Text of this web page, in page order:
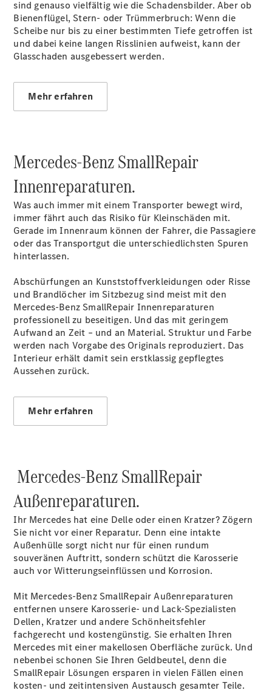
Leasing
Privatkunden
Leasing
Gewerbekunden
Finanzierung
Finanzierung
Gewerbekunden
Elektrotransporter
Sprinter
eSprinter
Kastenwagen
- elektrisch
Sprinter
Tourer
Sprinter
Pritschenfahrzeug
- elektrisch
Sprinter
Fahrgestell
Vito
Vito
Kastenwagen
Kastenwagen
- elektrisch
Vito Mixto
Vito Tourer
eVito
Tourer -
elektrisch
Citan
sind genauso vielfältig wie die Schadensbilder. Aber ob
Bienenflügel, Stern- oder Trümmerbruch: Wenn die
Scheibe nur bis zu einer bestimmten Tiefe getroffen ist
und dabei keine langen Risslinien aufweist, kann der
Glasschaden ausgebessert werden.
Mehr erfahren
Mercedes-Benz SmallRepair
Innenreparaturen.
Was auch immer mit einem Transporter bewegt wird,
immer fährt auch das Risiko für Kleinschäden mit.
Gerade im Innenraum können der Fahrer, die Passagiere
oder das Transportgut die unterschiedlichsten Spuren
hinterlassen.
Abschürfungen an Kunststoffverkleidungen oder Risse
und Brandlöcher im Sitzbezug sind meist mit den
Mercedes-Benz SmallRepair Innenreparaturen
professionell zu beseitigen. Und das mit geringem
Aufwand an Zeit – und an Material. Struktur und Farbe
werden nach Vorgabe des Originals reproduziert. Das
Interieur erhält damit sein erstklassig gepflegtes
Aussehen zurück.
Mehr erfahren
Mercedes-Benz SmallRepair
Außenreparaturen.
Ihr Mercedes hat eine Delle oder einen Kratzer? Zögern
Sie nicht vor einer Reparatur. Denn eine intakte
Außenhülle sorgt nicht nur für einen rundum
souveränen Auftritt, sondern schützt die Karosserie
auch vor Witterungseinflüssen und Korrosion.
Mit Mercedes-Benz SmallRepair Außenreparaturen
entfernen unsere Karosserie- und Lack-Spezialisten
Dellen, Kratzer und andere Schönheitsfehler
fachgerecht und kostengünstig. Sie erhalten Ihren
Mercedes mit einer makellosen Oberfläche zurück. Und
nebenbei schonen Sie Ihren Geldbeutel, denn die
SmallRepair Lösungen ersparen in vielen Fällen einen
kosten- und zeitintensiven Austausch gesamter Teile.